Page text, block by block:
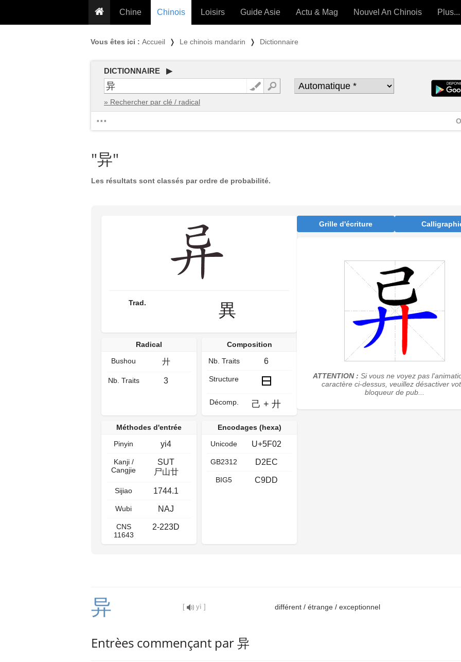
Chine
Conseils voyageurs
Proverbes
Chinois
Grammaire
Exos & Flashcards
Loisirs
PLUS (24 OUTILS) »
Guide Asie Actu & Mag Nouvel An Chinois Plus...
Vous êtes ici : Accueil ❭ Le chinois mandarin ❭ Dictionnaire
DICTIONNAIRE ▶
» Rechercher par clé / radical
...
"异"
Les résultats sont classés par ordre de probabilité.
Trad. 異
Radical
Bushou
廾
Nb. Traits 3
Composition
Nb. Traits
6
Structure
Décomp. 己 + 廾
Méthodes d'entrée
Pinyin
yi4
Kanji /
Cangjie
SUT
尸山廿
Sijiao 1744.1
Wubi NAJ
CNS
11643
2-223D
Encodages (hexa)
Unicode
U+5F02
GB2312 D2EC
BIG5 C9DD
Grille d'écriture
ATTENTION : Si vous ne voyez pas
caractère ci-dessus, veuillez désactiver
bloqueur de pub...
异 [ yì ] différent / étrange / exceptionnel
Entrèes commençant par 异